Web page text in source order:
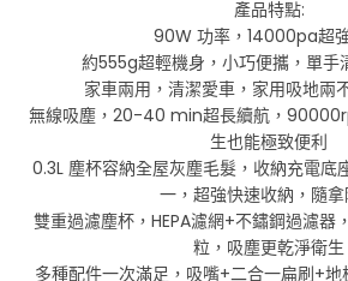
產品特點:
90W 功率，14000pa超
約555g超輕機身，小巧便攜，單手
家車兩用，清潔愛車，家用吸地兩
無線吸塵，20-40 min超長續航，
生也能極致便利
0.3L 塵杯容納全屋灰塵毛髮，收納充電底
一，超強快速收納，隨拿
雙重過濾塵杯，HEPA濾網+不鏽鋼過濾器
粒，吸塵更乾淨衛生
多種配件一次滿足，吸嘴+二合一扁刷+